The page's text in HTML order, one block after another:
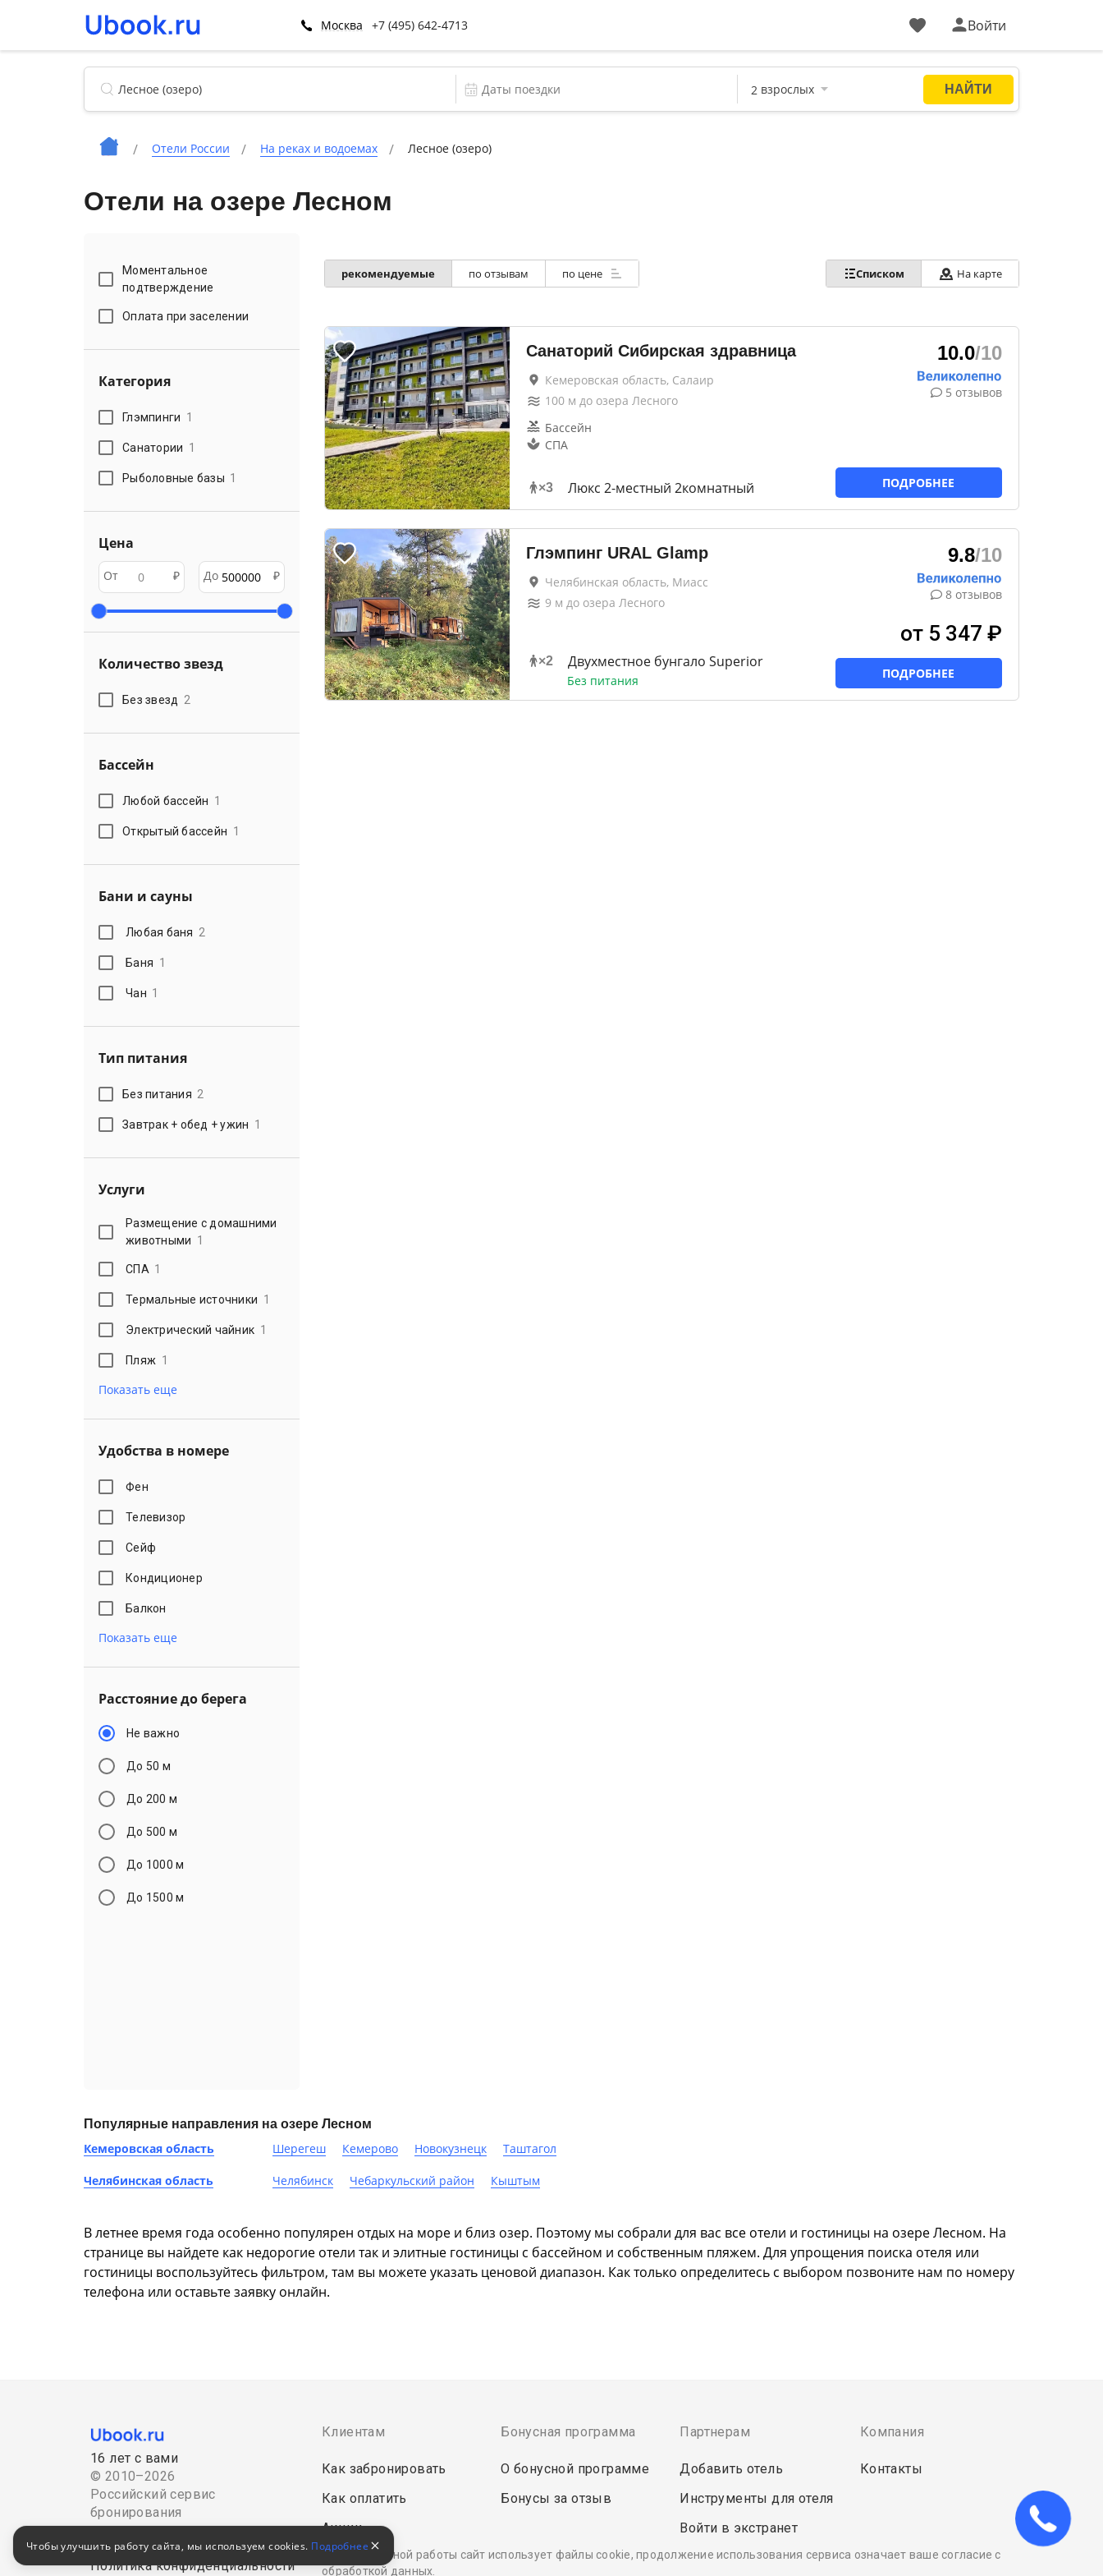
Москва +7 (495) 642-4713 Войти
Отели России На реках и водоемах Лесное (озеро)
Отели на озере Лесном
Моментальное
подтверждение
Оплата при заселении
Категория
Глэмпинги 1
Санатории 1
Рыболовные базы 1
Цена
От ₽ До ₽
Количество звезд
Без звезд 2
Бассейн
Любой бассейн 1
Открытый бассейн 1
Бани и сауны
Любая баня 2
Баня 1
Чан 1
Тип питания
Без питания 2
Завтрак + обед + ужин 1
Услуги
Размещение с домашними
животными 1
СПА 1
Термальные источники 1
Электрический чайник 1
Пляж 1
Показать еще
Удобства в номере
Фен
Телевизор
Сейф
Кондиционер
Балкон
Показать еще
Расстояние до берега
Не важно
До 50 м
До 200 м
До 500 м
До 1000 м
До 1500 м
рекомендуемые по отзывам по цене Списком На карте
Санаторий Сибирская здравница
Кемеровская область, Салаир
100м до озера Лесного
Бассейн
СПА
×3 Люкс 2-местный 2комнатный
10.0/10
5 отзывов
ПОДРОБНЕЕ
Глэмпинг URAL Glamp
Челябинская область, Миасс
9 м до озера Лесного
×2 Двухместное бунгало Superior
Без питания
9.8/10
8 отзывов
от 5 347 ₽
ПОДРОБНЕЕ
Популярные направления на озере Лесном
Кемеровская область Шерегеш Кемерово Новокузнецк Таштагол
Челябинская область Челябинск Чебаркульский район Кыштым
В летнее время года особенно популярен отдых на море и близ озер. Поэтому мы собрали для вас все отели и гостиницы на озере Лесном. На
странице вы найдете как недорогие отели так и элитные гостиницы с бассейном и собственным пляжем. Для упрощения поиска отеля или
гостиницы воспользуйтесь фильтром, там вы можете указать ценовой диапазон. Как только определитесь с выбором позвоните нам по номеру
телефона или оставьте заявку онлайн.
16 лет с вами
© 2010–2026
Российский сервис
бронирования
Политика конфиденциальности
Клиентам
Как забронировать
Как оплатить
Акции
Бонусная программа
О бонусной программе
Бонусы за отзыв
Партнерам
Добавить отель
Инструменты для отеля
Войти в экстранет
Компания
Контакты
Для корректной работы сайт использует файлы cookie, продолжение использования сервиса означает ваше согласие с
обработкой данных.
Чтобы улучшить работу сайта, мы используем cookies. Подробнее